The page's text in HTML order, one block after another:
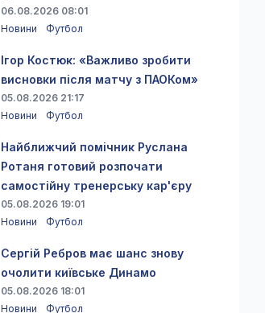
06.08.2026 08:01
Новини
Футбол
Ігор Костюк: «Важливо зробити
висновки після матчу з ПАОКом»
05.08.2026 21:17
Новини
Футбол
Найближчий помічник Руслана
Ротаня готовий розпочати
самостійну тренерську кар'єру
05.08.2026 19:01
Новини
Футбол
Сергій Ребров має шанс знову
очолити київське Динамо
05.08.2026 18:01
Новини
Футбол